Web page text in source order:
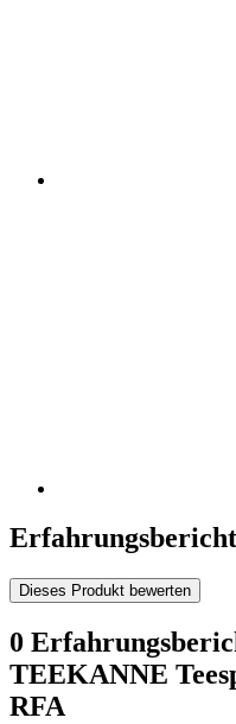
Dieses Produkt bewerten
0
TEEKANNE
RFA